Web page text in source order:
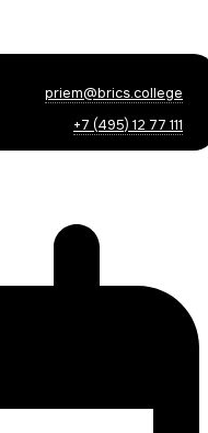
priem@brics.college
+7 (495) 12 77 111